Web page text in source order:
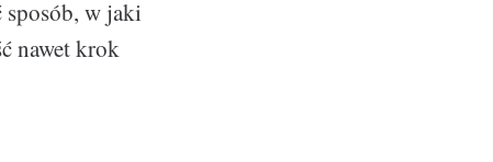
sposób, w jaki
nawet krok